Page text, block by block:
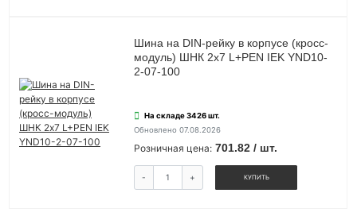
Шина на DIN-рейку в корпусе (кросс-
модуль) ШНК 2х7 L+PEN IEK YND10-
2-07-100
На складе 3426 шт.
Обновлено 07.08.2026
Розничная цена: 701.82 / шт.
- + КУПИТЬ